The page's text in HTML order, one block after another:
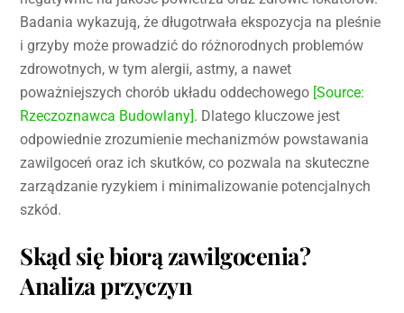
Badania wykazują, że długotrwała ekspozycja na pleśnie
i grzyby może prowadzić do różnorodnych problemów
zdrowotnych, w tym alergii, astmy, a nawet
poważniejszych chorób układu oddechowego [Source:
Rzeczoznawca Budowlany]. Dlatego kluczowe jest
odpowiednie zrozumienie mechanizmów powstawania
zawilgoceń oraz ich skutków, co pozwala na skuteczne
zarządzanie ryzykiem i minimalizowanie potencjalnych
szkód.
Skąd się biorą zawilgocenia?
Analiza przyczyn